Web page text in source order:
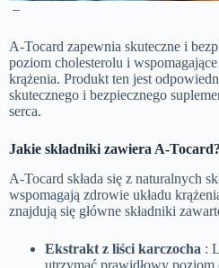
–
A-Tocard zapewnia skuteczne i
poziom cholesterolu i
krążenia. Produkt ten jest
skutecznego i bezpiecznego
serca.
Jakie składniki zawiera A-Tocard?
A-Tocard składa się z naturalnych
wspomagają zdrowie układu
znajdują się główne składniki
Ekstrakt z liści karczocha :
utrzymać prawidłowy